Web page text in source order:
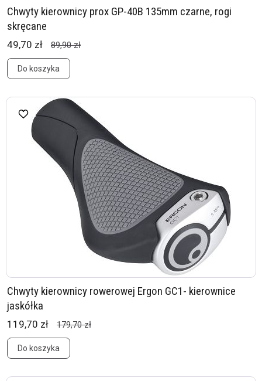
Chwyty kierownicy prox GP-40B 135mm czarne, rogi
skręcane
49,70 zł 89,90 zł
Do koszyka
Chwyty kierownicy rowerowej Ergon GC1- kierownice
jaskółka
119,70 zł 179,70 zł
Do koszyka